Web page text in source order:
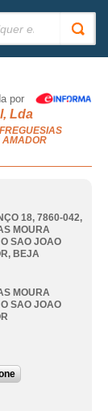
por
Lda
AMADOR
18, 7860-042,
MOURA
SAO JOAO
, BEJA
MOURA
SAO JOAO